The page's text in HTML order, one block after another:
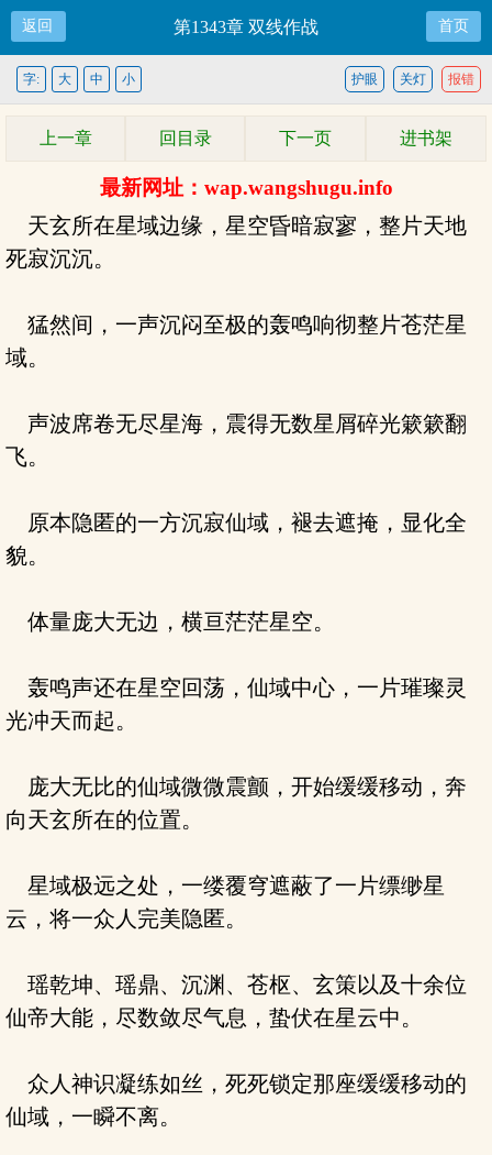
返回 第1343章 双线作战 首页
报错
关灯
护眼
字: 大 中 小
上一章 回目录 下一页 进书架
最新网址：wap.wangshugu.info
天玄所在星域边缘，星空昏暗寂寥，整片天地
死寂沉沉。
猛然间，一声沉闷至极的轰鸣响彻整片苍茫星
域。
声波席卷无尽星海，震得无数星屑碎光簌簌翻
飞。
原本隐匿的一方沉寂仙域，褪去遮掩，显化全
貌。
体量庞大无边，横亘茫茫星空。
轰鸣声还在星空回荡，仙域中心，一片璀璨灵
光冲天而起。
庞大无比的仙域微微震颤，开始缓缓移动，奔
向天玄所在的位置。
星域极远之处，一缕覆穹遮蔽了一片缥缈星
云，将一众人完美隐匿。
瑶乾坤、瑶鼎、沉渊、苍枢、玄策以及十余位
仙帝大能，尽数敛尽气息，蛰伏在星云中。
众人神识凝练如丝，死死锁定那座缓缓移动的
仙域，一瞬不离。